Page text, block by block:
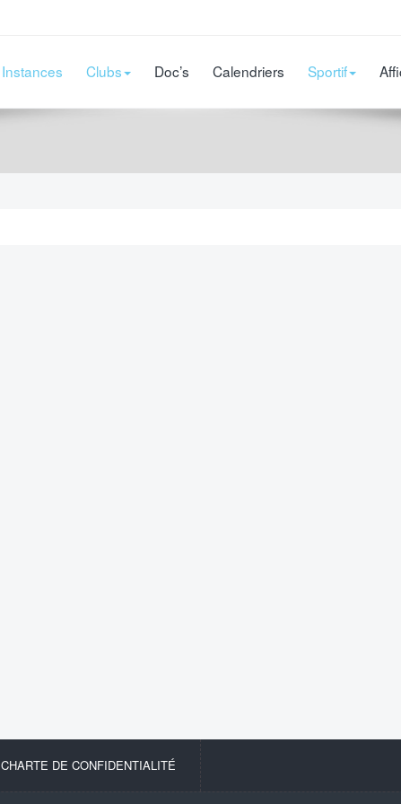
Instances Clubs Doc’s Calendriers Sportif
CHARTE DE CONFIDENTIALITÉ